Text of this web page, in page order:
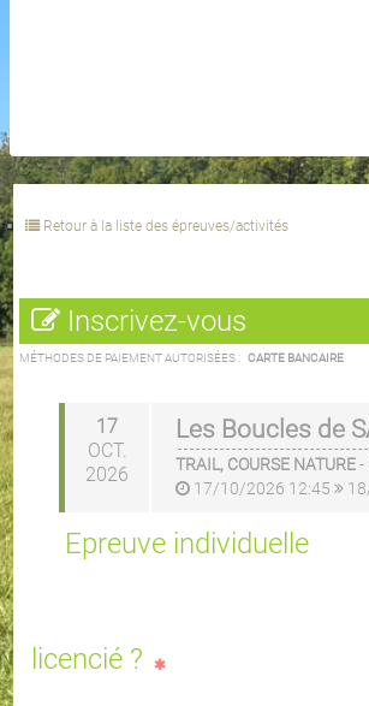
Retour à la liste des épreuves/activités
Inscrivez-vous
MÉTHODES DE PAIEMENT AUTORISÉES : CARTE BANCAIRE
17
OCT.
2026
Les Boucles de
TRAIL, COURSE NATURE-
17/10/2026 12:45
Epreuve individuelle
licencié ?